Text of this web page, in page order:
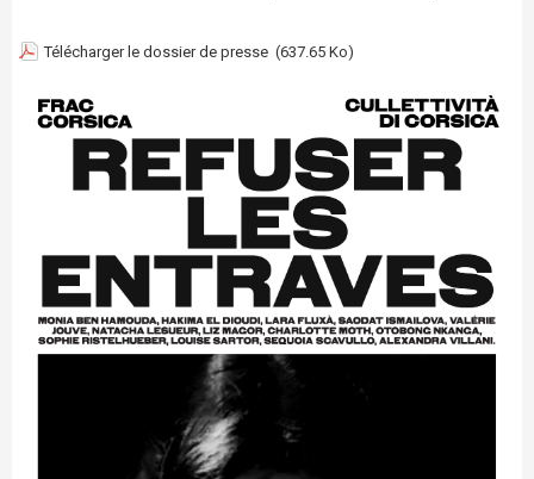
Télécharger le dossier de presse (637.65 Ko)